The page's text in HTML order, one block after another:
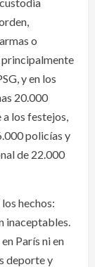
o
principalmente
y en los
20.000
los festejos,
policías y
de 22.000
hechos:
inaceptables.
París ni en
deporte y